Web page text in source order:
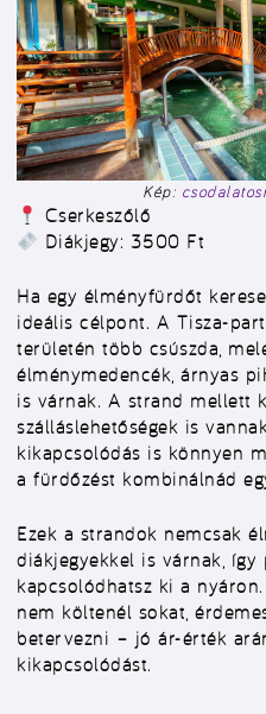
Kép:
Cserkeszőlő
Diákjegy: 3500 Ft
Ha egy élményfürdőt
ideális célpont. A Tisza-
területén több csúszda,
élménymedencék, árnyas
is várnak. A strand mellett
szálláslehetőségek is
kikapcsolódás is könnyen
a fürdőzést kombinálnád
Ezek a strandok nemcsak
diákjegyekkel is várnak,
kapcsolódhatsz ki a
nem költenél sokat,
betervezni – jó ár-érték
kikapcsolódást.